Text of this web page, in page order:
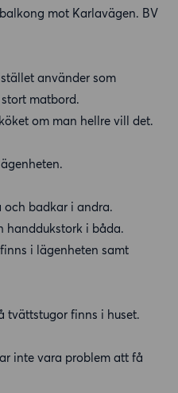
mot Karlavägen. BV
använder som
matbord.
om man hellre vill det.
och badkar i andra.
handdukstork i båda.
i lägenheten samt
tvättstugor finns i huset.
inte vara problem att få